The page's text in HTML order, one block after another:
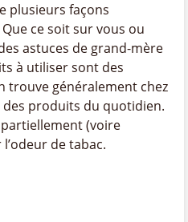
plusieurs façons
ce soit sur vous ou
astuces de grand-mère
à utiliser sont des
trouve généralement chez
produits du quotidien.
(voire
de tabac.